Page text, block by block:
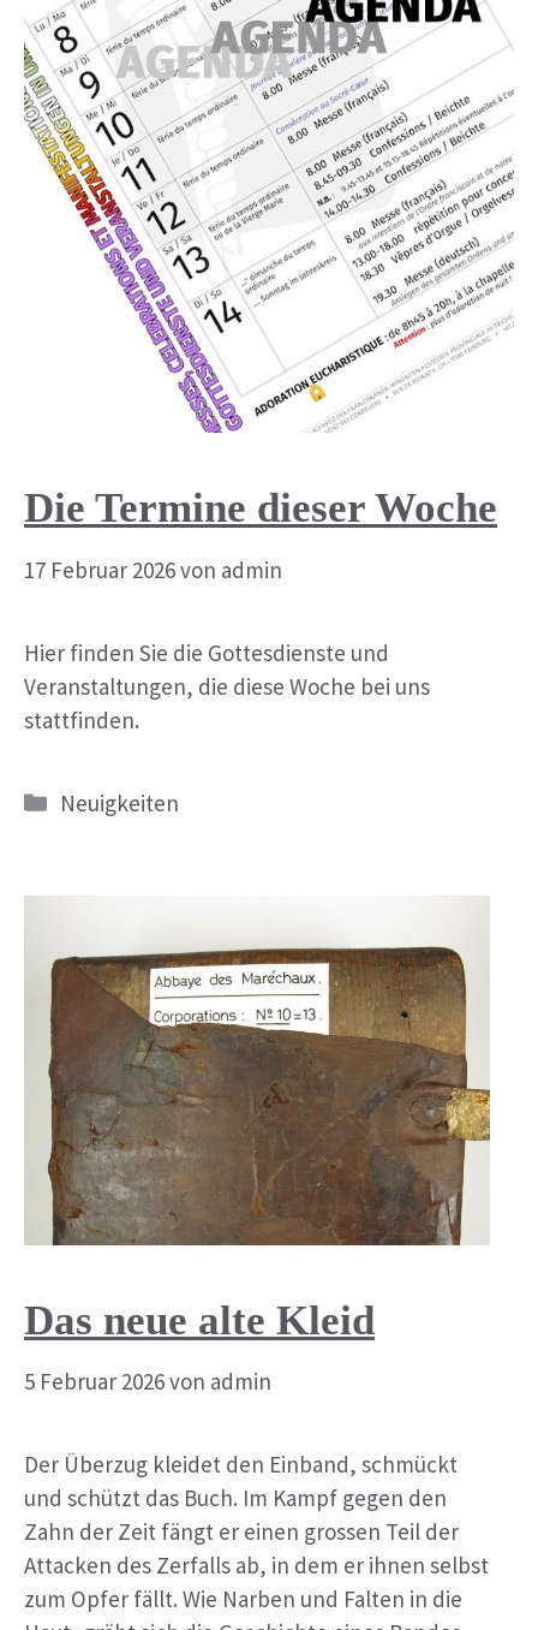
Die Termine dieser Woche
17 Februar 2026von admin
Hier finden Sie die Gottesdienste und
Veranstaltungen, die diese Woche bei uns
stattfinden.
Kategorien
Neuigkeiten
Das neue alte Kleid
5 Februar 2026von admin
Der Überzug kleidet den Einband, schmückt
und schützt das Buch. Im Kampf gegen den
Zahn der Zeit fängt er einen grossen Teil der
Attacken des Zerfalls ab, in dem er ihnen selbst
zum Opfer fällt. Wie Narben und Falten in die